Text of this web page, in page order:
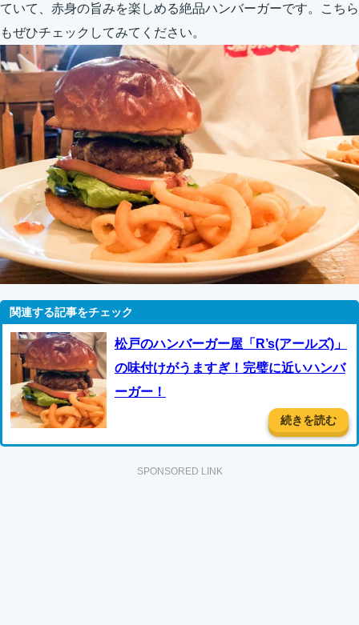
ていて、赤身の旨みを楽しめる絶品ハンバーガーです。こちら
もぜひチェックしてみてください。
松戸のハンバーガー屋「R’s(アールズ)」
の味付けがうますぎ！完璧に近いハンバ
ーガー！
続きを読む
SPONSORED LINK